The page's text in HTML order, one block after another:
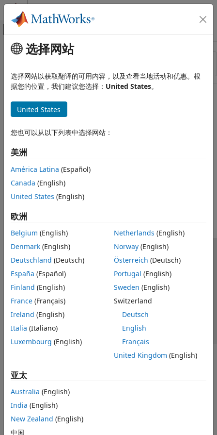
跳到内容
画布外导航菜单切换
资源
状态
主要内容
选择网站
选择网站以获取翻译的可用内容，以及查看当地活动和优惠。根
据您的位置，我们建议您选择： United States。
United States
您也可以从以下列表中选择网站：
美洲
América Latina (Español)
Canada (English)
United States (English)
欧洲
Belgium (English)
Denmark (English)
Deutschland (Deutsch)
España (Español)
Finland (English)
France (Français)
Ireland (English)
Italia (Italiano)
Luxembourg (English)
Netherlands (English)
Norway(English)
Österreich (Deutsch)
Portugal (English)
Sweden (English)
Switzerland
Deutsch
English
Français
United Kingdom (English)
亚太
Australia (English)
India (English)
New Zealand (English)
中国
信任中心 商标 隐私政策 防盗版
应用程序状态
联系我们
© 1994-2026 The MathWorks, Inc.